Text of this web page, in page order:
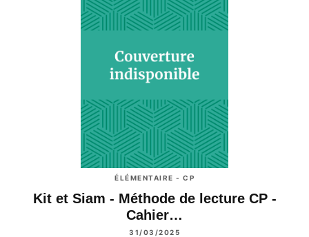
ÉLÉMENTAIRE - CP
Kit et Siam - Méthode de lecture CP -
Cahier…
31/03/2025